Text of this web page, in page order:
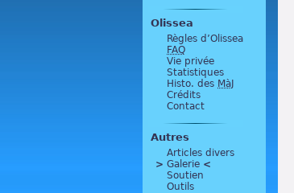
Olissea
Règles d’Olissea
FAQ
Vie privée
Statistiques
Histo. des MàJ
Crédits
Contact
Autres
Articles divers
> Galerie <
Soutien
Outils